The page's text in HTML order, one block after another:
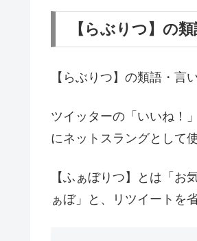
【らぶりつ】の
【らぶりつ】の類語・言
ツイッターの「いいね！
にネットスラングとして
【ふぁぼりつ】とは「
ぁぼ」と、リツイートを